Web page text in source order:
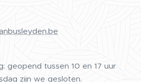
geopend tussen 10 en 17 uur
zijn we gesloten.